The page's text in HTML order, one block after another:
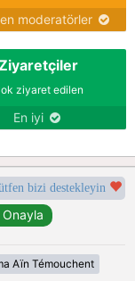
moderatörler
ziyaret edilen
En iyi
bizi destekleyin
Aïn Témouchent